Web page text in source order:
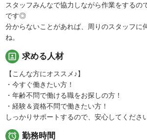
スタッフみんなで協力しながら作業をするの
です◎
分からないことがあれば、周りのスタッフに
ね。
portrait 求める人材
【こんな方にオススメ♪】
・今すぐ働きたい方！
・年齢不問で働ける職をお探しの方！
・経験＆資格不問で働きたい方！
しっかりサポートするので、安心してくださ
 勤務時間